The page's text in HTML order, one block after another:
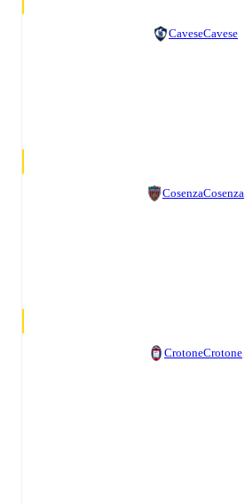
CaveseCavese
CosenzaCosenza
CrotoneCrotone